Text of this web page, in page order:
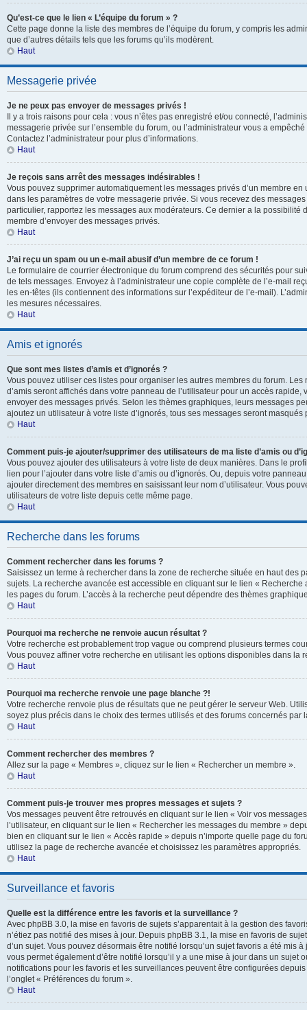
Qu’est-ce que le lien « L’équipe du forum » ?
Cette page donne la liste des membres de l’équipe du forum, y compris les
que d’autres détails tels que les forums qu’ils modèrent.
Haut
Messagerie privée
Je ne peux pas envoyer de messages privés !
Il y a trois raisons pour cela : vous n’êtes pas enregistré et/ou connecté,
messagerie privée sur l’ensemble du forum, ou l’administrateur vous a
Contactez l’administrateur pour plus d’informations.
Haut
Je reçois sans arrêt des messages indésirables !
Vous pouvez supprimer automatiquement les messages privés d’un membre
dans les paramètres de votre messagerie privée. Si vous recevez des
particulier, rapportez les messages aux modérateurs. Ce dernier a la possibilité
membre d’envoyer des messages privés.
Haut
J’ai reçu un spam ou un e-mail abusif d’un membre de ce forum !
Le formulaire de courrier électronique du forum comprend des sécurités pour
de tels messages. Envoyez à l’administrateur une copie complète de l’e-mail
les en-têtes (ils contiennent des informations sur l’expéditeur de l’e-mail).
les mesures nécessaires.
Haut
Amis et ignorés
Que sont mes listes d’amis et d’ignorés ?
Vous pouvez utiliser ces listes pour organiser les autres membres du forum. Les
d’amis seront affichés dans votre panneau de l’utilisateur pour un accès
envoyer des messages privés. Selon les thèmes graphiques, leurs messages
ajoutez un utilisateur à votre liste d’ignorés, tous ses messages seront masqués
Haut
Comment puis-je ajouter/supprimer des utilisateurs de ma liste d’amis ou
Vous pouvez ajouter des utilisateurs à votre liste de deux manières. Dans le
lien pour l’ajouter dans votre liste d’amis ou d’ignorés. Ou, depuis votre
ajouter directement des membres en saisissant leur nom d’utilisateur. Vous
utilisateurs de votre liste depuis cette même page.
Haut
Recherche dans les forums
Comment rechercher dans les forums ?
Saisissez un terme à rechercher dans la zone de recherche située en haut des
sujets. La recherche avancée est accessible en cliquant sur le lien «
les pages du forum. L’accès à la recherche peut dépendre des thèmes
Haut
Pourquoi ma recherche ne renvoie aucun résultat ?
Votre recherche est probablement trop vague ou comprend plusieurs termes
Vous pouvez affiner votre recherche en utilisant les options disponibles dans la
Haut
Pourquoi ma recherche renvoie une page blanche ?!
Votre recherche renvoie plus de résultats que ne peut gérer le serveur Web.
soyez plus précis dans le choix des termes utilisés et des forums concernés par
Haut
Comment rechercher des membres ?
Allez sur la page « Membres », cliquez sur le lien « Rechercher un membre ».
Haut
Comment puis-je trouver mes propres messages et sujets ?
Vos messages peuvent être retrouvés en cliquant sur le lien « Voir vos
l’utilisateur, en cliquant sur le lien « Rechercher les messages du membre »
bien en cliquant sur le lien « Accès rapide » depuis n’importe quelle page du
utilisez la page de recherche avancée et choisissez les paramètres appropriés.
Haut
Surveillance et favoris
Quelle est la différence entre les favoris et la surveillance ?
Avec phpBB 3.0, la mise en favoris de sujets s’apparentait à la gestion des
n’étiez pas notifié des mises à jour. Depuis phpBB 3.1, la mise en favoris de
d’un sujet. Vous pouvez désormais être notifié lorsqu’un sujet favoris a été mis
vous permet également d’être notifié lorsqu’il y a une mise à jour dans un sujet
notifications pour les favoris et les surveillances peuvent être configurées
l’onglet « Préférences du forum ».
Haut